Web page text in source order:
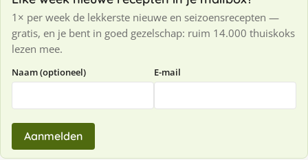
1× per week de lekkerste nieuwe en seizoensrecepten —
gratis, en je bent in goed gezelschap: ruim 14.000 thuiskoks
lezen mee.
Naam (optioneel) E-mail
Aanmelden